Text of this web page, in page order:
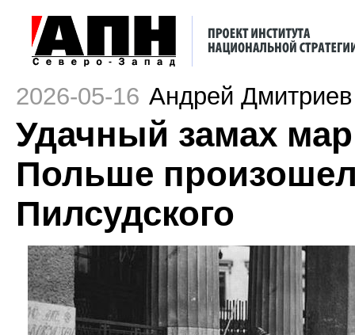
2026-05-16 Андрей Дмитриев
Удачный замах
Польше
Пилсудского